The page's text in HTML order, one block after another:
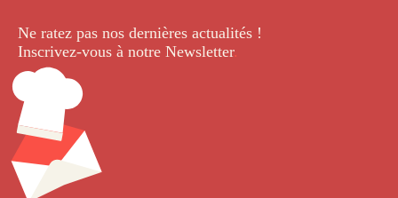
Ne ratez pas nos dernières actualités !
Inscrivez-vous à notre Newsletter.